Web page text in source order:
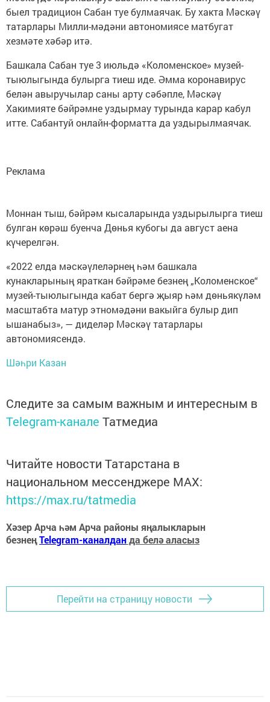
быел традицион Сабан туе булмаячак. Бу хакта Мәскәү
татарлары Милли-мәдәни автономиясе матбугат
хезмәте хәбәр итә.
Башкала Сабан туе 3 июльдә «Коломенское» музей-
тыюлыгында булырга тиеш иде. Әмма коронавирус
белән авыручылар саны арту сәбәпле, Мәскәү
Хакимияте бәйрәмне уздырмау турында карар кабул
итте. Сабантуй онлайн-форматта да уздырылмаячак.
Реклама
Моннан тыш, бәйрәм кысаларында уздырылырга тиеш
булган көрәш буенча Дөнья кубогы да август аена
күчерелгән.
«2022 елда мәскәүлеләрнең һәм башкала
кунакларының яраткан бәйрәме безнең „Коломенское“
музей-тыюлыгында кабат бергә җыяр һәм дөньякүләм
масштабта матур этномәдәни вакыйга булыр дип
ышанабыз», — диделәр Мәскәү татарлары
автономиясендә.
Шәһри Казан
Следите за самым важным и интересным в
Telegram-канале Татмедиа
Читайте новости Татарстана в
национальном мессенджере MАХ:
https://max.ru/tatmedia
Хәзер Арча һәм Арча районы яңалыкларын
безнеңTelegram-каналданда белә аласыз
Перейти на страницу новости